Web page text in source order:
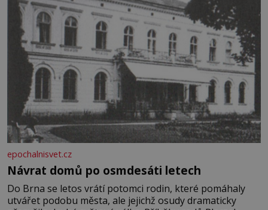
epochalnisvet.cz
Návrat domů po osmdesáti letech
Do Brna se letos vrátí potomci rodin, které pomáhaly
utvářet podobu města, ale jejichž osudy dramaticky